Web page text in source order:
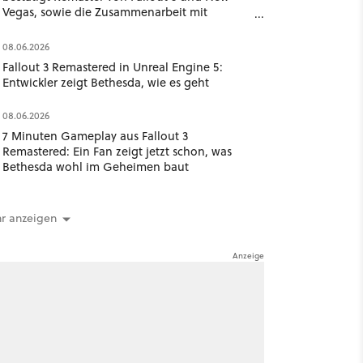
Vegas, sowie die Zusammenarbeit mit
08.06.2026
Fallout 3 Remastered in Unreal Engine 5:
Entwickler zeigt Bethesda, wie es geht
08.06.2026
7 Minuten Gameplay aus Fallout 3
Remastered: Ein Fan zeigt jetzt schon, was
Bethesda wohl im Geheimen baut
anzeigen